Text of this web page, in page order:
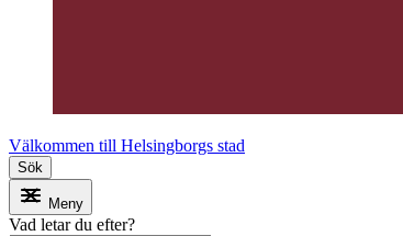
Välkommen till Helsingborgs stad
Sök
Meny
Vad letar du efter?